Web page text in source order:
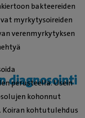
bakteereiden
myrkytysoireiden
verenmyrkytyksen
diagnosointi
perusteella. Usein
kohonnut
Koiran kohtutulehdus